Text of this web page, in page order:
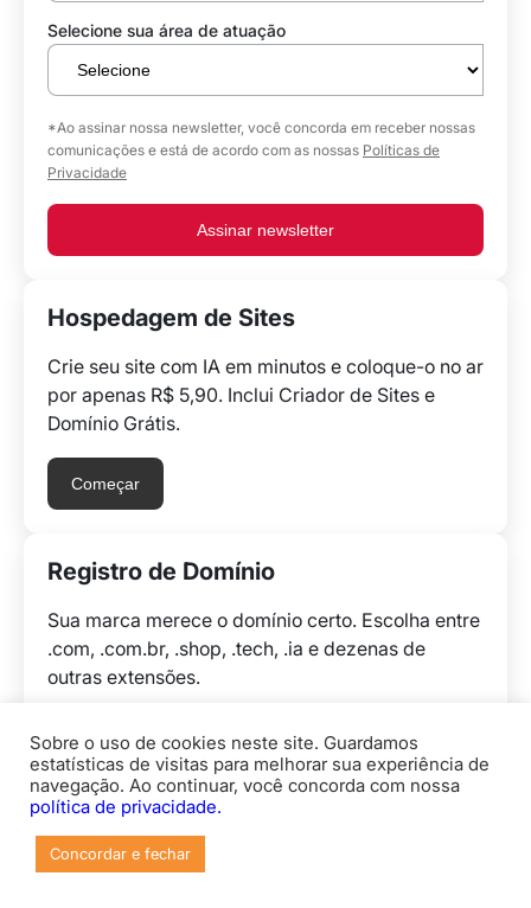
Selecione sua área de atuação
*Ao assinar nossa newsletter, você concorda em receber nossas
comunicações e está de acordo com as nossas Políticas de
Privacidade
Assinar newsletter
Hospedagem de Sites
Crie seu site com IA em minutos e coloque-o no ar
por apenas R$ 5,90. Inclui Criador de Sites e
Domínio Grátis.
Começar
Registro de Domínio
Sua marca merece o domínio certo. Escolha entre
.com, .com.br, .shop, .tech, .ia e dezenas de
outras extensões.
Pesquisar
Locaweb Cloud
Cloud brasileira que escala com seu negócio.
Sobre o uso de cookies neste site. Guardamos
estatísticas de visitas para melhorar sua experiência de
navegação. Ao continuar, você concorda com nossa
política de privacidade.
Concordar e fechar